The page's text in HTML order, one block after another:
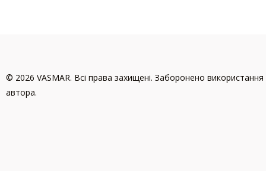
© 2026 VASMAR. Всі права захищені. Заборонено використання
автора.